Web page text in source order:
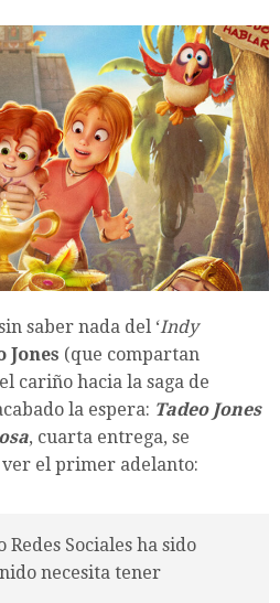
saber nada del ‘Indy
Jones (que compartan
cariño hacia la saga de
la espera: Tadeo Jones
, cuarta entrega, se
el primer adelanto:
Sociales ha sido
necesita tener